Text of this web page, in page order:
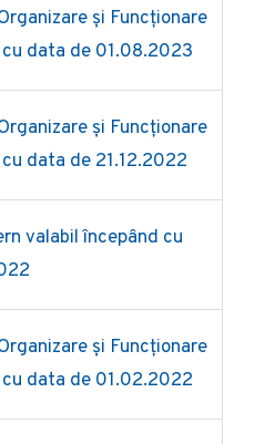
și Funcționare
data de 01.08.2023
și Funcționare
data de 21.12.2022
valabil începând cu
și Funcționare
data de 01.02.2022